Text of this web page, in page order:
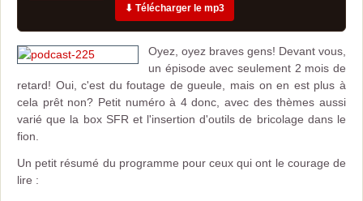
⬇ Télécharger le mp3
Oyez, oyez braves gens! Devant vous,
un épisode avec seulement 2 mois de
retard! Oui, c'est du foutage de gueule, mais on en est plus à
cela prêt non? Petit numéro à 4 donc, avec des thèmes aussi
varié que la box SFR et l'insertion d'outils de bricolage dans le
fion.
Un petit résumé du programme pour ceux qui ont le courage de
lire :